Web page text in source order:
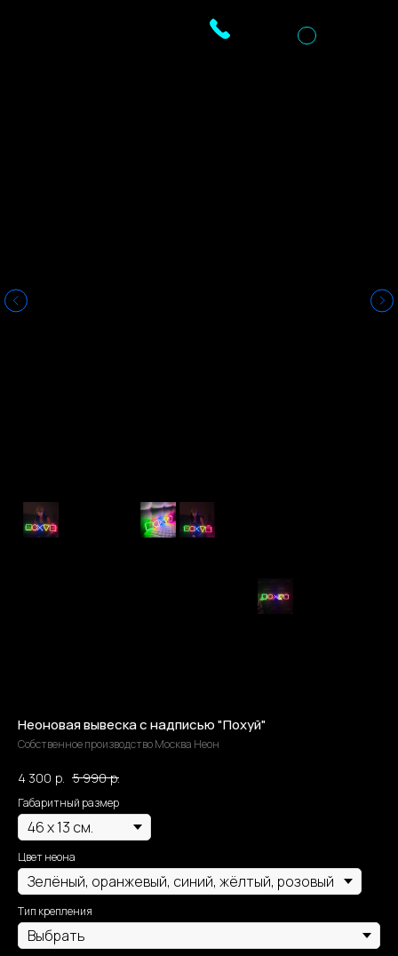
Неоновая вывеска с надписью "Похуй"
Собственное производство Москва Неон
4 300 р. 5 990 р.
Габаритный размер
Цвет неона
Тип крепления